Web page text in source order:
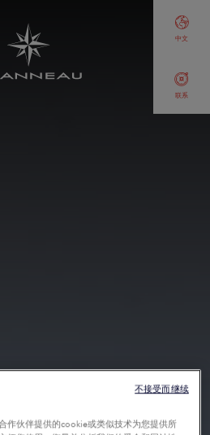
联系
中文
作伙伴提供的cookie或类似技术为您提供所
不接受而继续